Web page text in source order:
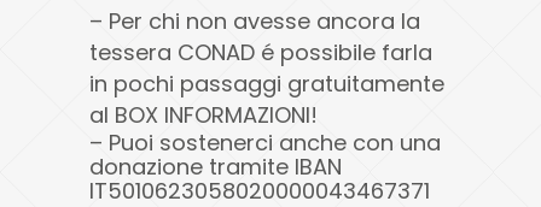
– Per chi non avesse ancora la
tessera CONAD é possibile farla
in pochi passaggi gratuitamente
al BOX INFORMAZIONI!
– Puoi sostenerci anche con una
donazione tramite IBAN
IT5010623058020000043467371